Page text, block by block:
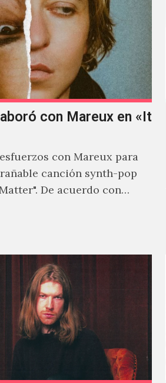
con Mareux en «It
con Mareux para
canción synth-pop
De acuerdo con